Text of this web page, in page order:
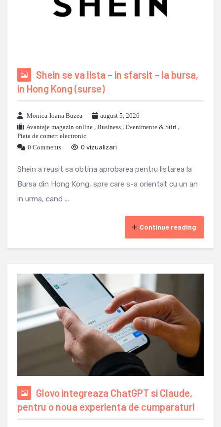
Shein se va lista – in sfarsit – la bursa,
in Hong Kong (surse)
Monica-Ioana Buzea
august 5, 2026
Avantaje magazin online , Business , Evenimente & Stiri ,
Piata de comert electronic
0 Comments
0 vizualizari
Shein a reusit sa obtina aprobarea pentru listarea la
Bursa din Hong Kong, spre care s-a orientat cu un an
in urma, cand ...
Continue reading
Glovo integreaza ChatGPT si Claude,
pentru o noua experienta de cumparaturi